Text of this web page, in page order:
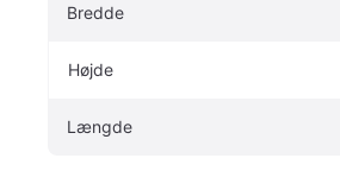
Bredde
Højde
Længde